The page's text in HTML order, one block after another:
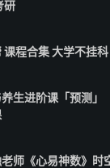
研
课程合集 大学不挂
生进阶课「预测」
师《心易神数》时